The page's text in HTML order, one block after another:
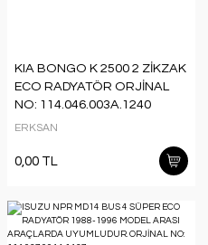
KIA BONGO K 2500 2 ZİKZAK
ECO RADYATÖR ORJİNAL
NO: 114.046.003A.1240
ERKSAN
0,00 TL